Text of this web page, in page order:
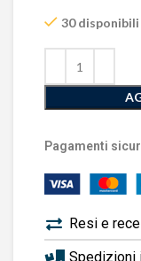
30 disponibili
Pagamenti
Resi e
Spedizioni